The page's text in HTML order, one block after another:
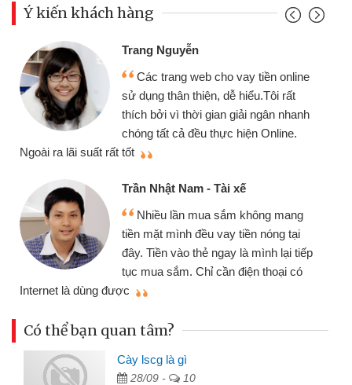
Ý kiến khách hàng
Trang Nguyễn
Các trang web cho vay tiền online
sử dụng thân thiện, dễ hiểu.Tôi rất
thích bởi vì thời gian giải ngân nhanh
chóng tất cả đều thực hiện Online.
Ngoài ra lãi suất rất tốt
Trần Nhật Nam - Tài xế
Nhiều lần mua sắm không mang
tiền mặt mình đều vay tiền nóng tại
đây. Tiền vào thẻ ngay là mình lại tiếp
tục mua sắm. Chỉ cần điện thoại có
Internet là dùng được
Có thể bạn quan tâm?
Cày lscg là gì
28/09 - 10